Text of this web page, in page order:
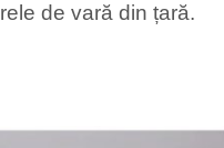
de vară din țară.